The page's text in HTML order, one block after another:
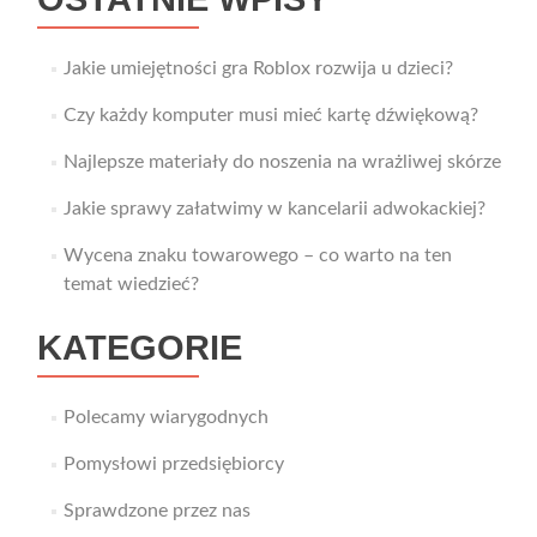
Jakie umiejętności gra Roblox rozwija u dzieci?
Czy każdy komputer musi mieć kartę dźwiękową?
Najlepsze materiały do noszenia na wrażliwej skórze
Jakie sprawy załatwimy w kancelarii adwokackiej?
Wycena znaku towarowego – co warto na ten
temat wiedzieć?
KATEGORIE
Polecamy wiarygodnych
Pomysłowi przedsiębiorcy
Sprawdzone przez nas